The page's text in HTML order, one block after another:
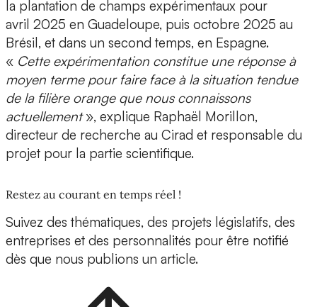
la plantation de champs expérimentaux pour
avril 2025 en Guadeloupe, puis octobre 2025 au
Brésil, et dans un second temps, en Espagne.
« Cette expérimentation constitue une réponse à
moyen terme pour faire face à la situation tendue
de la filière orange que nous connaissons
actuellement», explique Raphaël Morillon,
directeur de recherche au Cirad et responsable du
projet pour la partie scientifique.
Restez au courant en temps réel !
Suivez des thématiques, des projets législatifs, des
entreprises et des personnalités pour être notifié
dès que nous publions un article.